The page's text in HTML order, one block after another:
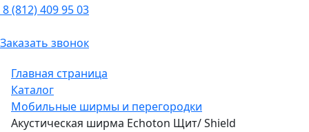
8 (812) 409 95 03
Заказать звонок
Главная страница
Каталог
Мобильные ширмы и перегородки
Акустическая ширма Echoton Щит/ Shield